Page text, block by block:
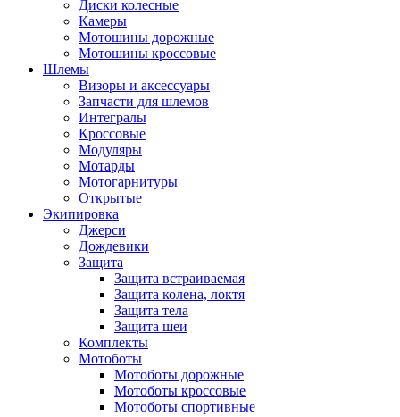
Диски колесные
Камеры
Мотошины дорожные
Мотошины кроссовые
Шлемы
Визоры и аксессуары
Запчасти для шлемов
Интегралы
Кроссовые
Модуляры
Мотарды
Мотогарнитуры
Открытые
Экипировка
Джерси
Дождевики
Защита
Защита встраиваемая
Защита колена, локтя
Защита тела
Защита шеи
Комплекты
Мотоботы
Мотоботы дорожные
Мотоботы кроссовые
Мотоботы спортивные